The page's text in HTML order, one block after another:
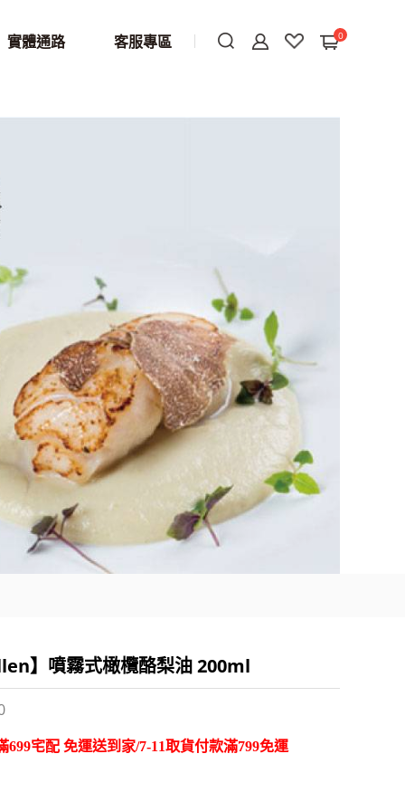
0
實體通路 客服專區
】噴霧式橄欖酪梨油 200ml
宅配 免運送到家/7-11取貨付款滿799免運